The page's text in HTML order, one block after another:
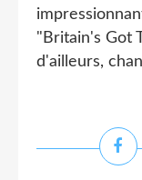
"Britain's Got
d'ailleurs,